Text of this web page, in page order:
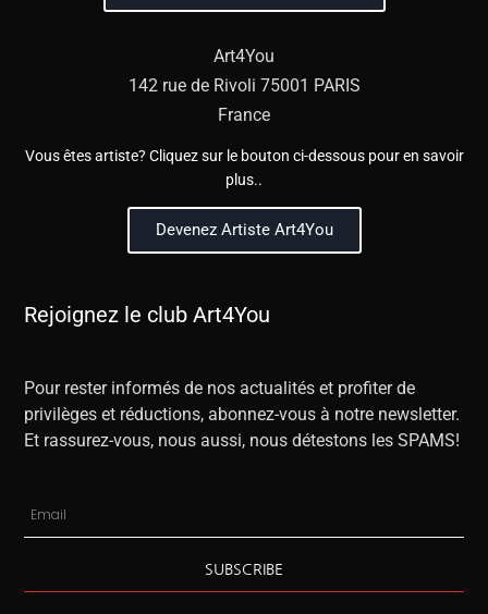
Art4You
142 rue de Rivoli 75001 PARIS
France
Vous êtes artiste? Cliquez sur le bouton ci-dessous pour en savoir
plus..
Devenez Artiste Art4You
Rejoignez le club Art4You
Pour rester informés de nos actualités et profiter de
privilèges et réductions, abonnez-vous à notre newsletter.
Et rassurez-vous, nous aussi, nous détestons les SPAMS!
SUBSCRIBE